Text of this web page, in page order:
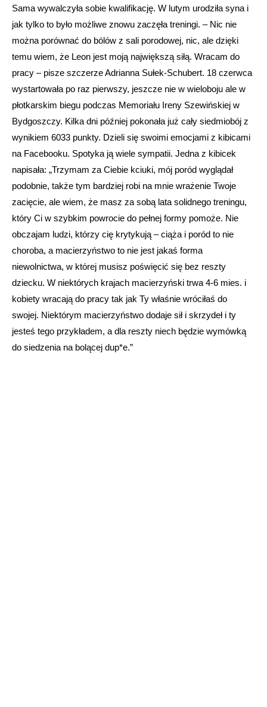
Sama wywalczyła sobie kwalifikację. W lutym urodziła syna i
jak tylko to było możliwe znowu zaczęła treningi. – Nic nie
można porównać do bólów z sali porodowej, nic, ale dzięki
temu wiem, że Leon jest moją największą siłą. Wracam do
pracy – pisze szczerze Adrianna Sułek-Schubert. 18 czerwca
wystartowała po raz pierwszy, jeszcze nie w wieloboju ale w
płotkarskim biegu podczas Memoriału Ireny Szewińskiej w
Bydgoszczy. Kilka dni później pokonała już cały siedmiobój z
wynikiem 6033 punkty. Dzieli się swoimi emocjami z kibicami
na Facebooku. Spotyka ją wiele sympatii. Jedna z kibicek
napisała: „Trzymam za Ciebie kciuki, mój poród wyglądał
podobnie, także tym bardziej robi na mnie wrażenie Twoje
zacięcie, ale wiem, że masz za sobą lata solidnego treningu,
który Ci w szybkim powrocie do pełnej formy pomoże. Nie
obczajam ludzi, którzy cię krytykują – ciąża i poród to nie
choroba, a macierzyństwo to nie jest jakaś forma
niewolnictwa, w której musisz poświęcić się bez reszty
dziecku. W niektórych krajach macierzyński trwa 4-6 mies. i
kobiety wracają do pracy tak jak Ty właśnie wróciłaś do
swojej. Niektórym macierzyństwo dodaje sił i skrzydeł i ty
jesteś tego przykładem, a dla reszty niech będzie wymówką
do siedzenia na bolącej dup*e.”